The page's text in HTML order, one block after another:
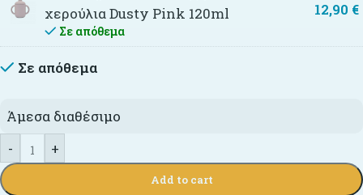
χερούλια Dusty Pink 120ml
Σε απόθεμα
12,90 €
Σε απόθεμα
Άμεσα διαθέσιμο
-
+
Add to cart